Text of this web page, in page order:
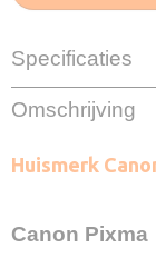
Specificaties
EAN code
8720153531184
2X 21ml
Cyaan
Omschrijving
Huismerk
Canon Pixma